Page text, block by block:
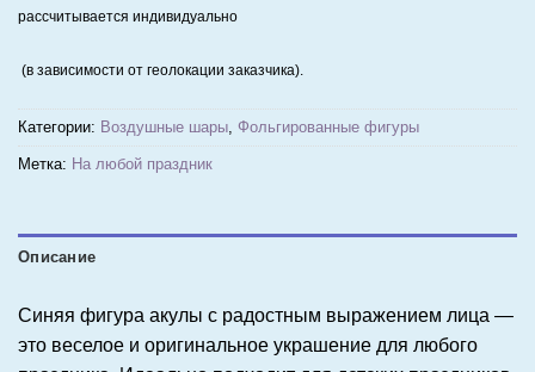
рассчитывается индивидуально
(в зависимости от геолокации заказчика).
Категории: Воздушные шары, Фольгированные фигуры
Метка: На любой праздник
Описание
Синяя фигура акулы с радостным выражением лица —
это веселое и оригинальное украшение для любого